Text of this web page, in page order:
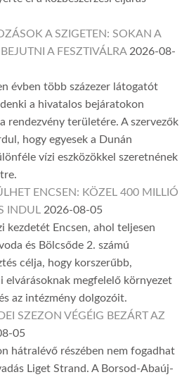
A SZIGETEN: SOKAN A
A FESZTIVÁLRA 2026-08-
évben több százezer látogatót
a hivatalos bejáratokon
rendezvény területére. A szervezők
hogy egyesek a Dunán
vízi eszközökkel szeretnének
ENCSEN: KÖZEL 400 MILLIÓ
INDUL 2026-08-05
kezdetét Encsen, ahol teljesen
és Bölcsőde 2. számú
célja, hogy korszerűbb,
elvárásoknak megfelelő környezet
az intézmény dolgozóit.
SZEZON VÉGÉIG BEZÁRT AZ
05
hátralévő részében nem fogadhat
Liget Strand. A Borsod-Abaúj-